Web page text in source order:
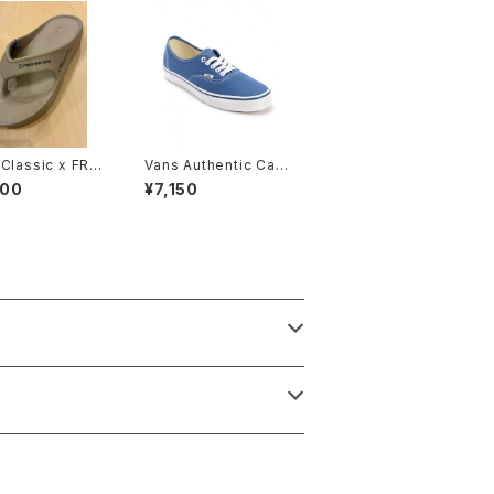
Classic x FRE
SANDAL
Cloud9 Max
Vans Authentic Can
vas Navy Men's
¥7,150